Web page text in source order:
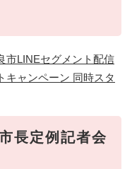
市LINEセグメント配信
キャンペーン 同時スタ
長定例記者会